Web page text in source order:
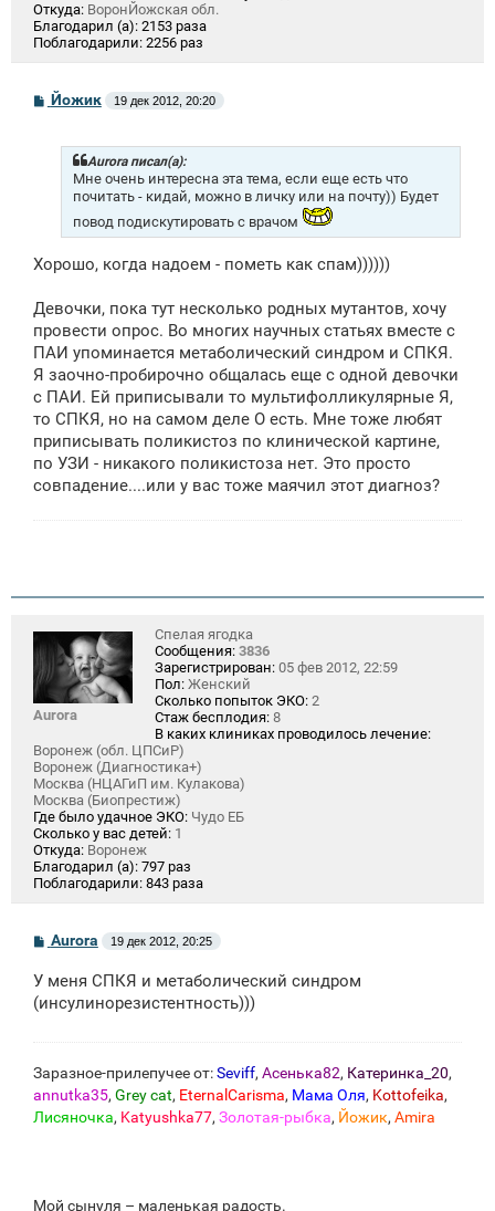
Откуда: ВоронЙожская обл.
Благодарил (а): 2153 раза
Поблагодарили: 2256 раз
СЙожик 19 дек 2012, 20:20
Aurora писал(а):
Мне очень интересна эта тема, если еще есть что
почитать - кидай, можно в личку или на почту)) Будет
повод подискутировать с врачом
Хорошо, когда надоем - пометь как спам))))))
Девочки, пока тут несколько родных мутантов, хочу
провести опрос. Во многих научных статьях вместе с
ПАИ упоминается метаболический синдром и СПКЯ.
Я заочно-пробирочно общалась еще с одной девочки
с ПАИ. Ей приписывали то мультифолликулярные Я,
то СПКЯ, но на самом деле О есть. Мне тоже любят
приписывать поликистоз по клинической картине,
по УЗИ - никакого поликистоза нет. Это просто
совпадение....или у вас тоже маячил этот диагноз?
Aurora
Спелая ягодка
Сообщения: 3836
Зарегистрирован: 05 фев 2012, 22:59
Пол: Женский
Сколько попыток ЭКО: 2
Стаж бесплодия: 8
В каких клиниках проводилось лечение:
Воронеж (обл. ЦПСиР)
Воронеж (Диагностика+)
Москва (НЦАГиП им. Кулакова)
Москва (Биопрестиж)
Где было удачное ЭКО: Чудо ЕБ
Сколько у вас детей: 1
Откуда: Воронеж
Благодарил (а): 797 раз
Поблагодарили: 843 раза
С
б
щ
Aurora 19 дек 2012, 20:25
У меня СПКЯ и метаболический синдром
(инсулинорезистентность)))
Заразное-прилепучее от:Seviff, Асенька82, Катеринка_20,
annutka35, Grey cat, EternalCarisma, Мама Оля, Kottofeika,
Лисяночка, Katyushka77, Золотая-рыбка, Йожик, Amira
Мой сынуля – маленькая радость.